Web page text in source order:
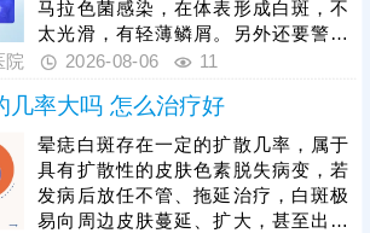
马拉色菌感染，在体表形成白斑，不
太光滑，有轻薄鳞屑。另外还要警惕
白斑是白癜风，白癜风易扩散，虽然
病症更顽固。可以先带孩子前往医院
就诊，预约专项检查，诊断清楚再做
治疗，助力病情稳步好转。
院 2026-08-06 11
几率大吗 怎么治疗好
晕痣白斑存在一定的扩散几率，属于
具有扩散性的皮肤色素脱失病变，若
发病后放任不管、拖延治疗，白斑极
易向周边皮肤蔓延、扩大，甚至出现